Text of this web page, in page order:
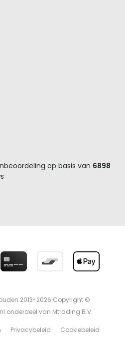
op basis van 6898
2013-2026 Copyright ©
onderdeel van Mtrading B.V.
Privacybeleid Cookiebeleid